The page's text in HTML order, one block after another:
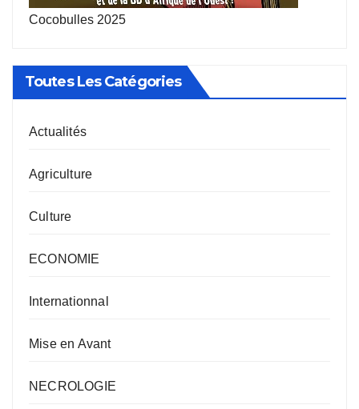
Cocobulles 2025
Toutes Les Catégories
Actualités
Agriculture
Culture
ECONOMIE
Internationnal
Mise en Avant
NECROLOGIE